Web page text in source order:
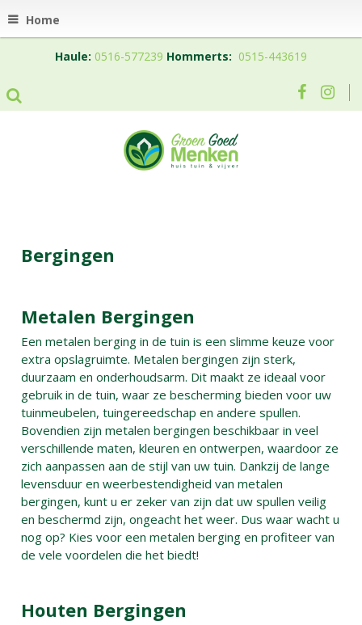
Home
Haule: 0516-577239 Hommerts: 0515-443619
Bergingen
Metalen Bergingen
Een metalen berging in de tuin is een slimme keuze voor
extra opslagruimte. Metalen bergingen zijn sterk,
duurzaam en onderhoudsarm. Dit maakt ze ideaal voor
gebruik in de tuin, waar ze bescherming bieden voor uw
tuinmeubelen, tuingereedschap en andere spullen.
Bovendien zijn metalen bergingen beschikbaar in veel
verschillende maten, kleuren en ontwerpen, waardoor ze
zich aanpassen aan de stijl van uw tuin. Dankzij de lange
levensduur en weerbestendigheid van metalen
bergingen, kunt u er zeker van zijn dat uw spullen veilig
en beschermd zijn, ongeacht het weer. Dus waar wacht u
nog op? Kies voor een metalen berging en profiteer van
de vele voordelen die het biedt!
Houten Bergingen